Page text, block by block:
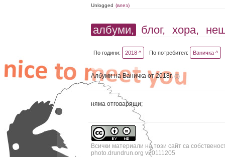
Unlogged (влез)
албуми, блог, хора,
По години: 2018 ^ По потребител: Ваничка ^
Албуми на Ваничка от 2018г. (0)
няма отговарящи;
Всички материали на този сайт са
photo.drundrun.org v20111205